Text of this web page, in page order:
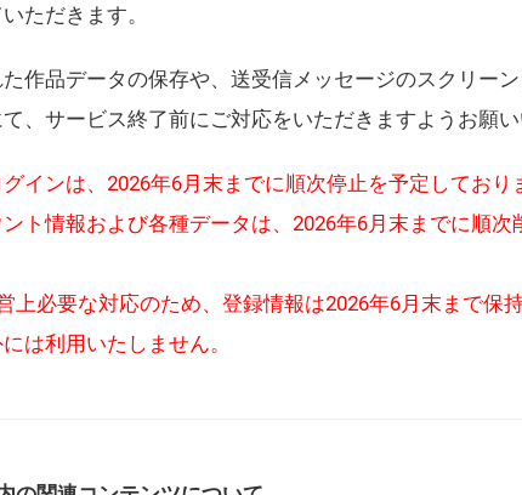
ただきます。
作品データの保存や、送受信メッセージのスクリー
、サービス終了前にご対応をいただきますようお願い
インは、2026年6月末までに順次停止を予定しており
ト情報および各種データは、2026年6月末までに順次
上必要な対応のため、登録情報は2026年6月末まで保
は利用いたしません。